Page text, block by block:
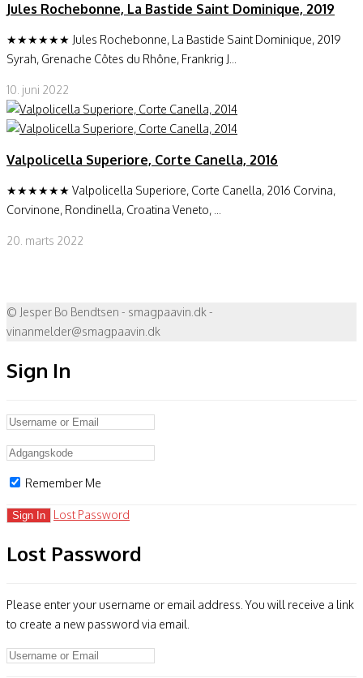
Jules Rochebonne, La Bastide Saint Dominique, 2019
★★★★★★ Jules Rochebonne, La Bastide Saint Dominique, 2019
Syrah, Grenache Côtes du Rhône, Frankrig J...
10. juni 2022
Valpolicella Superiore, Corte Canella, 2016
★★★★★★ Valpolicella Superiore, Corte Canella, 2016 Corvina,
Corvinone, Rondinella, Croatina Veneto, ...
20. marts 2022
© Jesper Bo Bendtsen - smagpaavin.dk -
vinanmelder@smagpaavin.dk
Sign In
Remember Me
Lost Password
Lost Password
Please enter your username or email address. You will receive a link
to create a new password via email.